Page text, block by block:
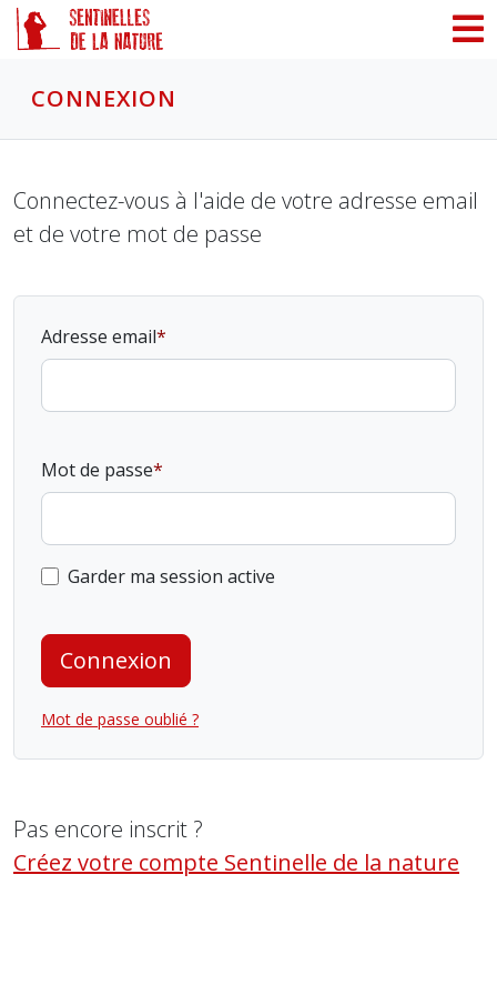
CONNEXION
Connectez-vous à l'aide de votre adresse email
et de votre mot de passe
Adresse email
Mot de passe
Garder ma session active
Connexion
Mot de passe oublié ?
Pas encore inscrit ?
Créez votre compte Sentinelle de la nature
Panneau de gestion des cookies